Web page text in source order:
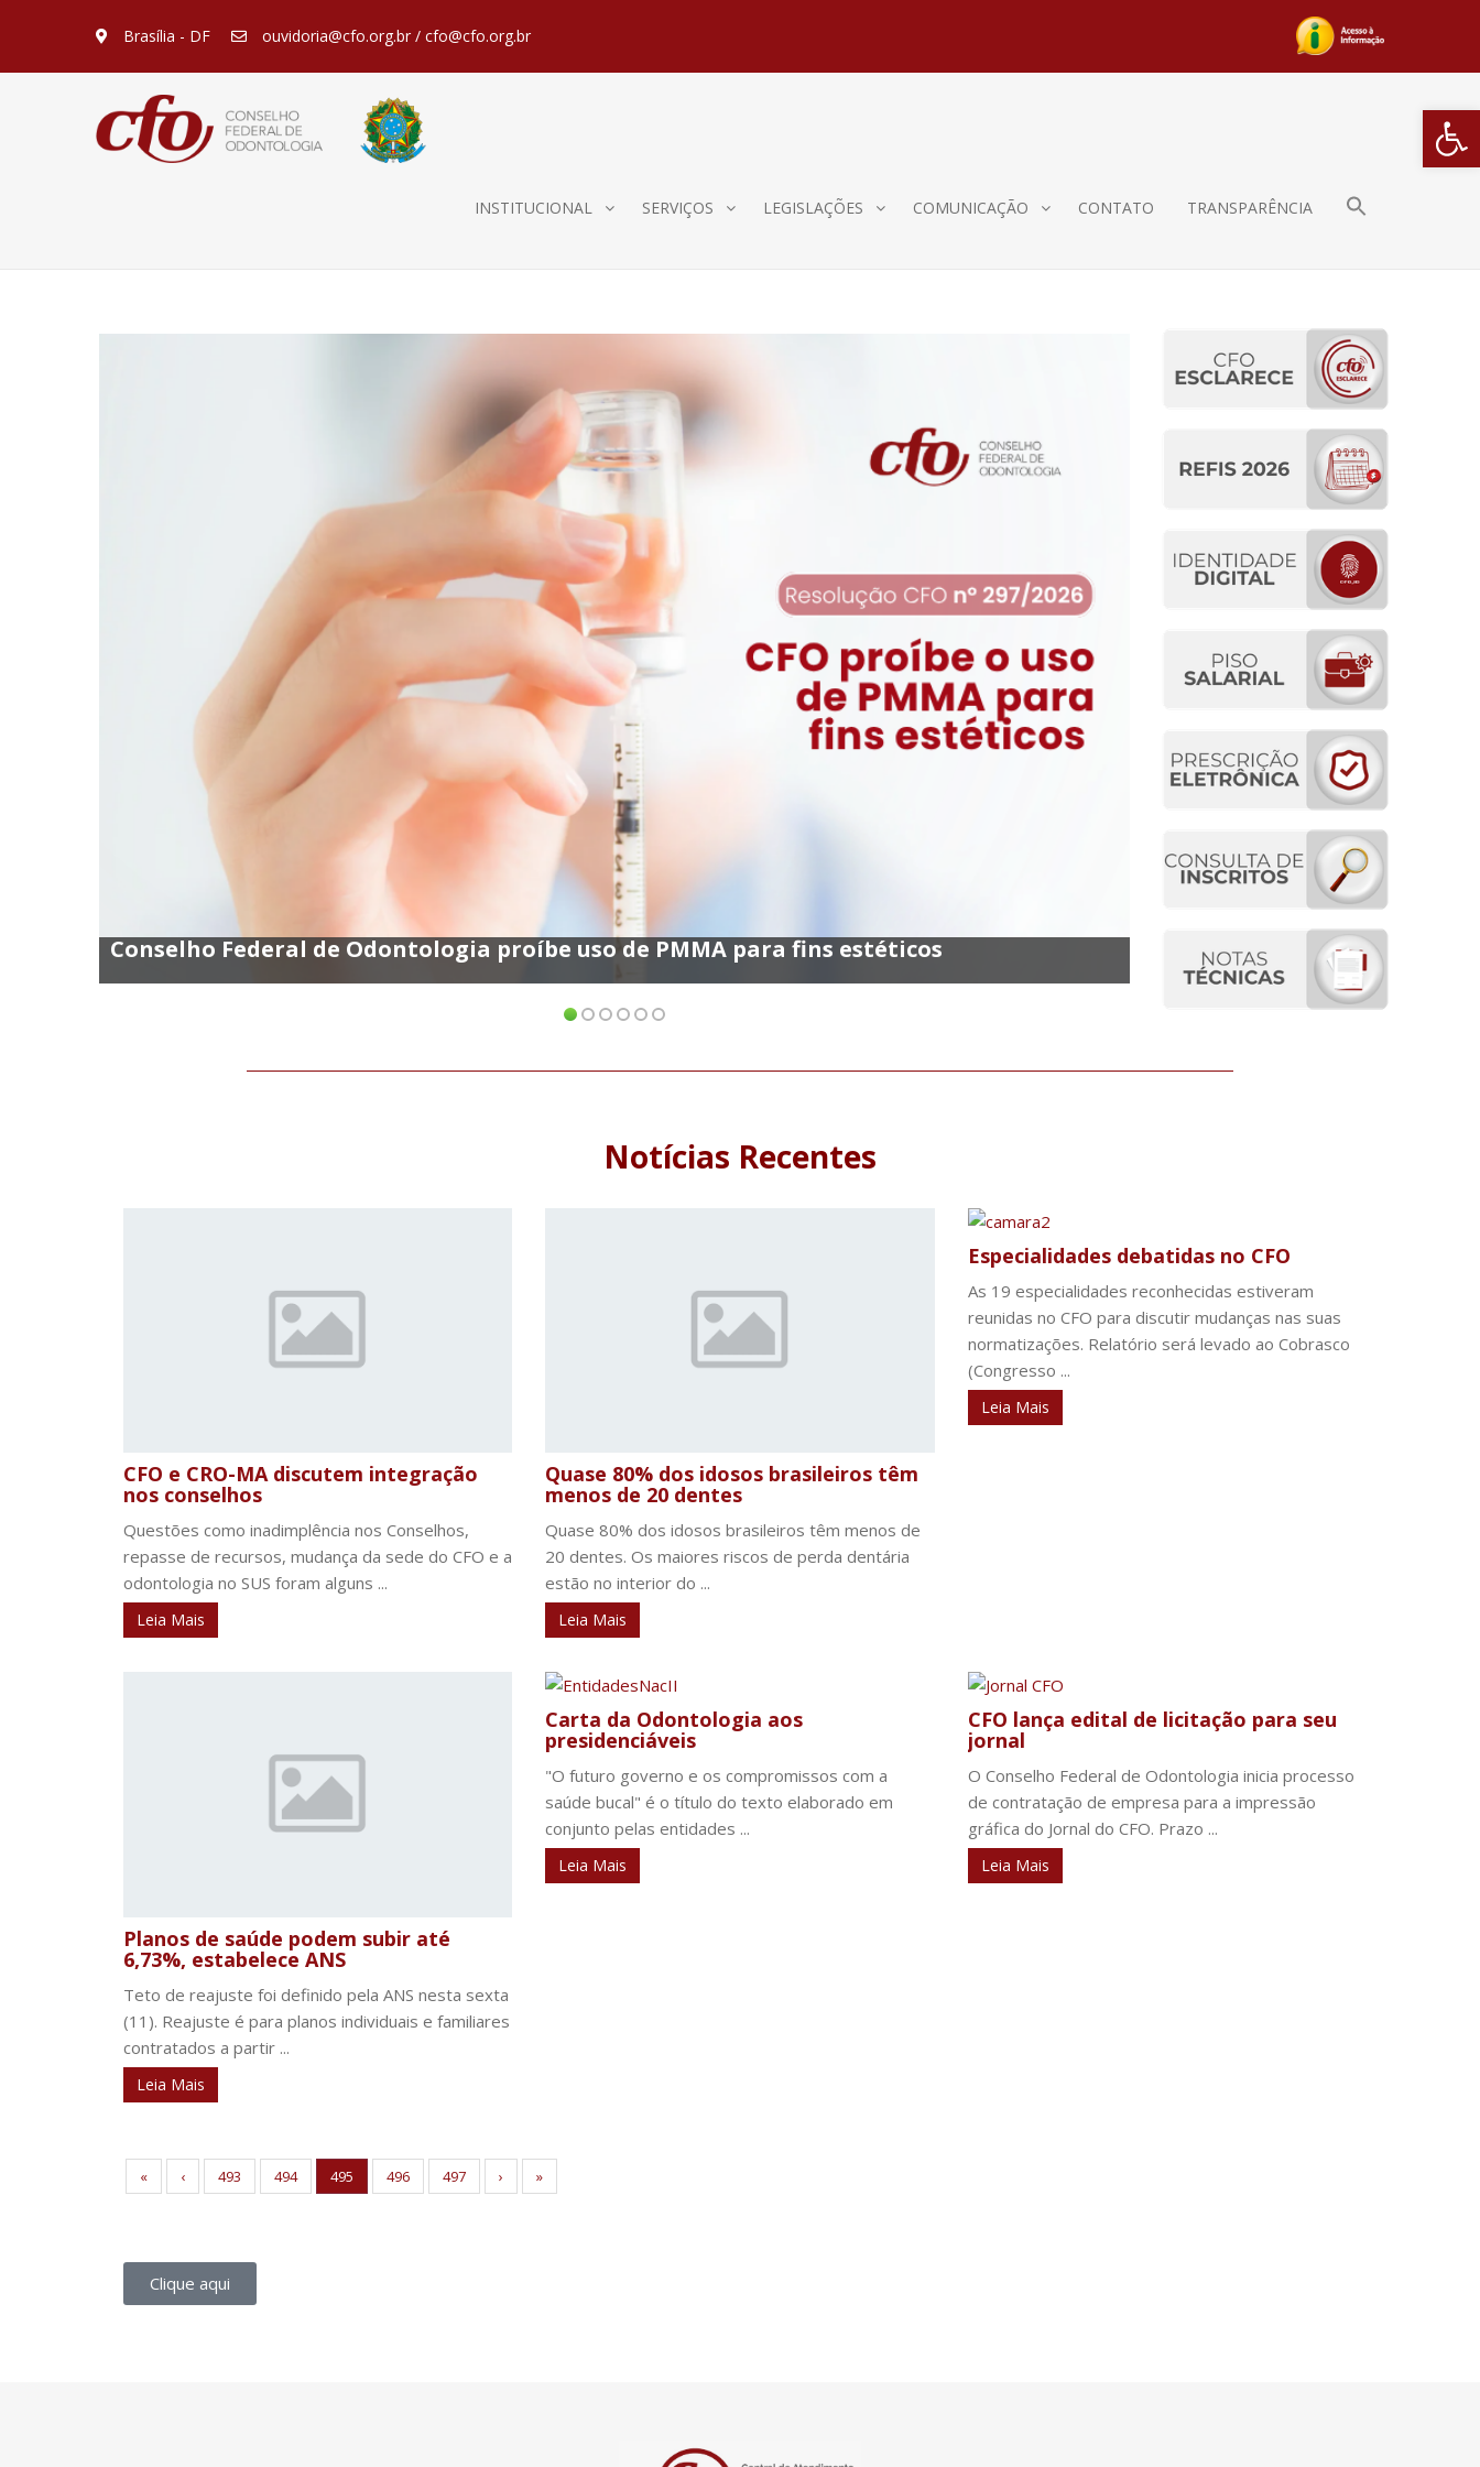
Barra de
Brasília - DF ouvidoria@cfo.org.br / cfo@cfo.org.br
INSTITUCIONAL SERVIÇOS LEGISLAÇÕES COMUNICAÇÃO CONTATO TRANSPARÊNCIA
Conselho Federal de Odontologia proíbe uso de PMMA para fins estéticos
CFO reafirma defesa da
Consulta Pública sobre o
Notícias Recentes
CFO e CRO-MA discutem integração
nos conselhos
Questões como inadimplência nos Conselhos,
repasse de recursos, mudança da sede do CFO e a
odontologia no SUS foram alguns ...
Leia Mais
Quase 80% dos idosos brasileiros têm
menos de 20 dentes
Quase 80% dos idosos brasileiros têm menos de
20 dentes. Os maiores riscos de perda dentária
estão no interior do ...
Leia Mais
Especialidades debatidas no CFO
As 19 especialidades reconhecidas estiveram
reunidas no CFO para discutir mudanças nas suas
normatizações. Relatório será levado ao Cobrasco
(Congresso ...
Leia Mais
Planos de saúde podem subir até
6,73%, estabelece ANS
Teto de reajuste foi definido pela ANS nesta sexta
(11). Reajuste é para planos individuais e familiares
contratados a partir ...
Leia Mais
Carta da Odontologia aos
presidenciáveis
"O futuro governo e os compromissos com a
saúde bucal" é o título do texto elaborado em
conjunto pelas entidades ...
Leia Mais
CFO lança edital de licitação para seu
jornal
O Conselho Federal de Odontologia inicia processo
de contratação de empresa para a impressão
gráfica do Jornal do CFO. Prazo ...
Leia Mais
« ‹ 493 494 495 496 497 › »
Clique aqui